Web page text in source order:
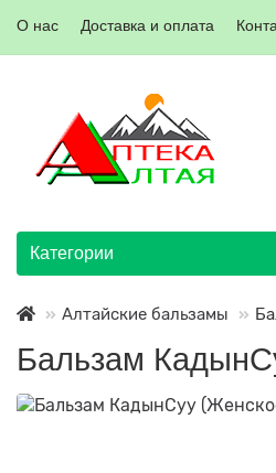
О нас Доставка и оплата
Категории
Алтайские бальзамы
Бальзам